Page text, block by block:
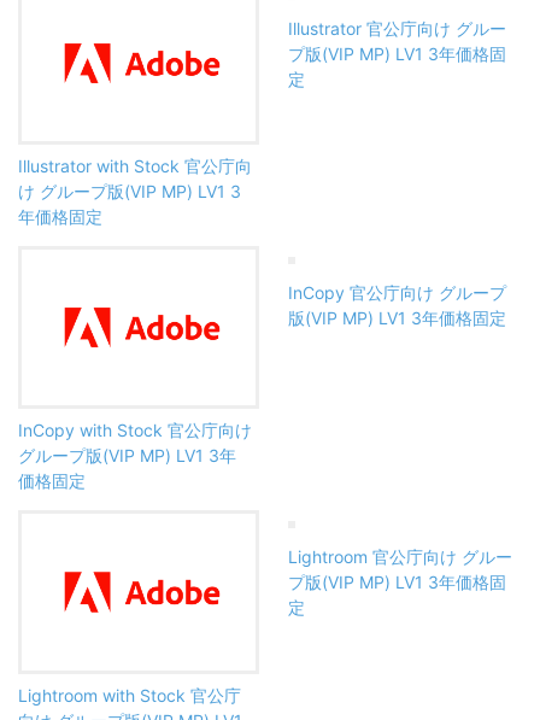
Illustrator with Stock 官公庁向
け グループ版(VIP MP) LV1 3
年価格固定
Illustrator 官公庁向け グルー
プ版(VIP MP) LV1 3年価格固
定
InCopy with Stock 官公庁向け
グループ版(VIP MP) LV1 3年
価格固定
InCopy 官公庁向け グループ
版(VIP MP) LV1 3年価格固定
Lightroom with Stock 官公庁
Lightroom 官公庁向け グルー
プ版(VIP MP) LV1 3年価格固
定